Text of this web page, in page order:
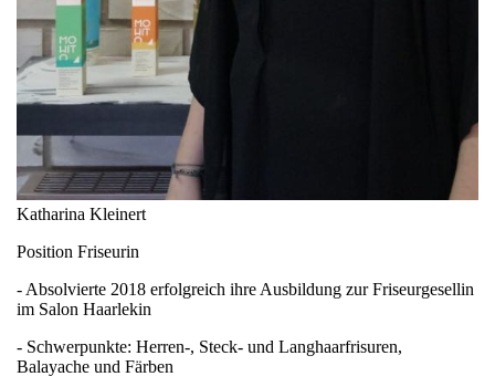
Katharina Kleinert
Position Friseurin
- Absolvierte 2018 erfolgreich ihre Ausbildung zur Friseurgesellin
im Salon Haarlekin
- Schwerpunkte: Herren-, Steck- und Langhaarfrisuren,
Balayache und Färben